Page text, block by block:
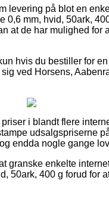
levering på blot en
0,6 mm, hvid, 50ark,
at de har mulighed for
hvis du bestiller for
ved Horsens,
i blandt flere
udsalgspriserne
endda nogle gange
granske enkelte
50ark, 400 g forud